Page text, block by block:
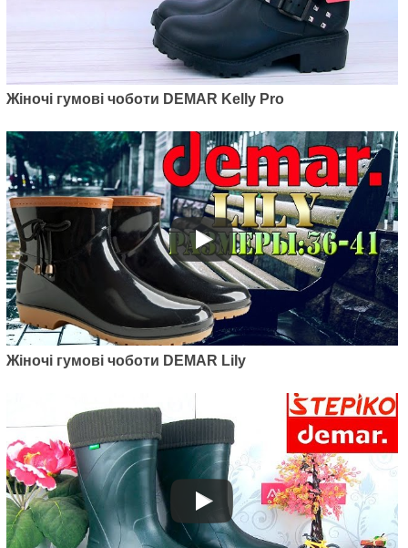
Артикул: 0225C
Жіночі пінкові чобітки Demar
Lucy C (сірий)
Артикул: 0220C
Luna С (червоні)
775 грн.
Жіночі гумові чоботи DEMAR Kelly Pro
Жіночі гумові чоботи DEMAR Lily